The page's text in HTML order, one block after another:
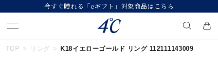
今すぐ贈れる「eギフト」対象商品はこちら
キーワードで検索する
TOP リング K18イエローゴールド リング 112111143009